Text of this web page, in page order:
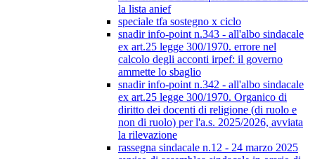
la lista anief
speciale tfa sostegno x ciclo
snadir info-point n.343 - all'albo sindacale
ex art.25 legge 300/1970. errore nel
calcolo degli acconti irpef: il governo
ammette lo sbaglio
snadir info-point n.342 - all'albo sindacale
ex art.25 legge 300/1970. Organico di
diritto dei docenti di religione (di ruolo e
non di ruolo) per l'a.s. 2025/2026, avviata
la rilevazione
rassegna sindacale n.12 - 24 marzo 2025